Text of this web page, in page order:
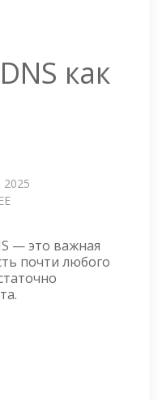
как
DNS
КАК
КОД
— это важная
почти любого